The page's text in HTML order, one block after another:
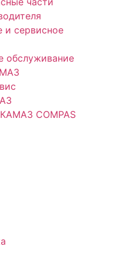
и сервисное
обслуживание
COMPAS